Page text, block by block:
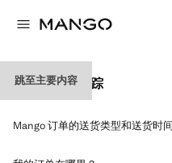
跳至主要内容
送货和订单追踪
Mango 订单的送货类型和送货时